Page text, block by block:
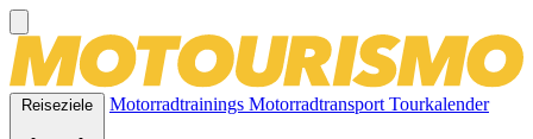
Reiseziele Motorradtrainings MotorradtransportTourkalender